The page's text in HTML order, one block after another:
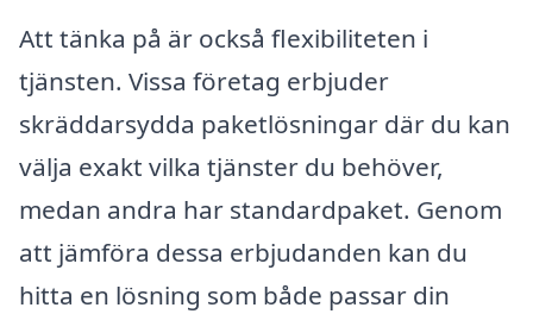
Att tänka på är också flexibiliteten i
tjänsten. Vissa företag erbjuder
skräddarsydda paketlösningar där du kan
välja exakt vilka tjänster du behöver,
medan andra har standardpaket. Genom
att jämföra dessa erbjudanden kan du
hitta en lösning som både passar din